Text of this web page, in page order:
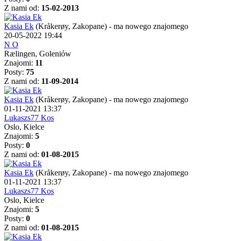
Z nami od: 15-02-2013
Kasia Ek (Kråkerøy, Zakopane) - ma nowego znajomego
20-05-2022 19:44
N O
Rælingen, Goleniów
Znajomi: 11
Posty: 75
Z nami od: 11-09-2014
Kasia Ek (Kråkerøy, Zakopane) - ma nowego znajomego
01-11-2021 13:37
Lukaszs77 Kos
Oslo, Kielce
Znajomi: 5
Posty: 0
Z nami od: 01-08-2015
Kasia Ek (Kråkerøy, Zakopane) - ma nowego znajomego
01-11-2021 13:37
Lukaszs77 Kos
Oslo, Kielce
Znajomi: 5
Posty: 0
Z nami od: 01-08-2015